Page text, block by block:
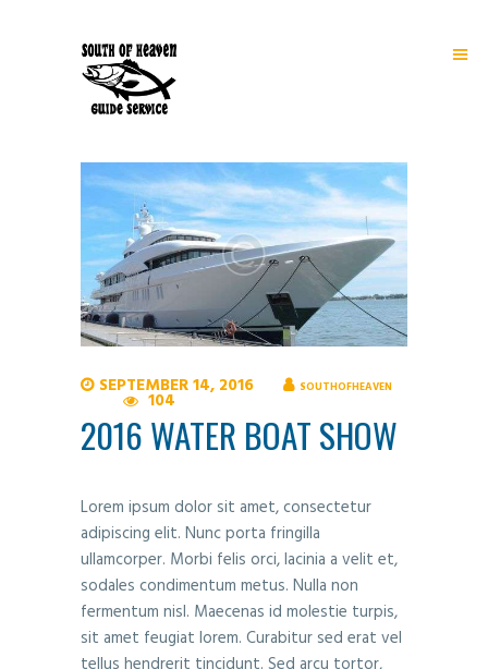
SEPTEMBER 14, 2016 SOUTHOFHEAVEN
104
2016 WATER BOAT SHOW
Lorem ipsum dolor sit amet, consectetur
adipiscing elit. Nunc porta fringilla
ullamcorper. Morbi felis orci, lacinia a velit et,
sodales condimentum metus. Nulla non
fermentum nisl. Maecenas id molestie turpis,
sit amet feugiat lorem. Curabitur sed erat vel